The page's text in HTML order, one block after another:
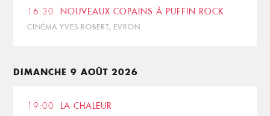
16:30 NOUVEAUX COPAINS À PUFFIN ROCK
CINÉMA YVES ROBERT, EVRON
DIMANCHE 9 AOÛT 2026
19:00 LA CHALEUR